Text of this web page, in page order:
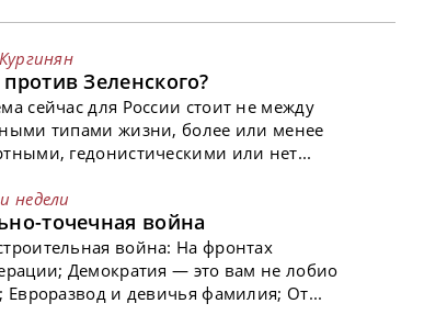
Зеленского?
сейчас для России стоит не между
типами жизни, более или менее
гедонистическими или нет...
недели
точечная война
война: На фронтах
Демократия — это вам не лобио
Евроразвод и девичья фамилия; От...